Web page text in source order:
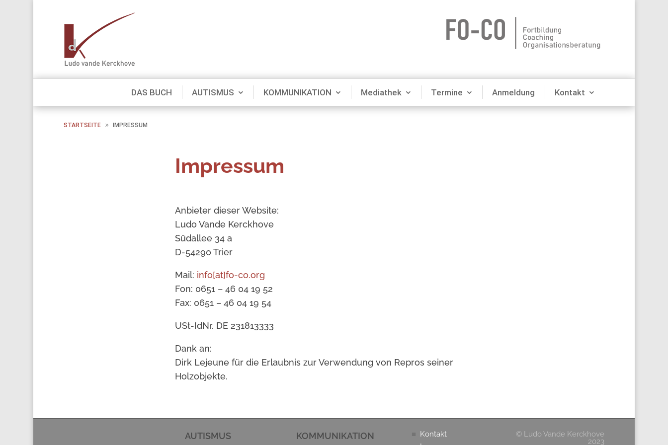
DAS BUCH AUTISMUS KOMMUNIKATION Mediathek Termine Anmeldung Kontakt
STARTSEITE IMPRESSUM
Impressum
Anbieter dieser Website:
Ludo Vande Kerckhove
Südallee 34 a
D-54290 Trier
Mail: info[at]fo-co.org
Fon: 0651 – 46 04 19 52
Fax: 0651 – 46 04 19 54
USt-IdNr. DE 231813333
Dank an:
Dirk Lejeune für die Erlaubnis zur Verwendung von Repros seiner
Holzobjekte.
AUTISMUS KOMMUNIKATION
Kontakt
© Ludo Vande Kerckhove
2023